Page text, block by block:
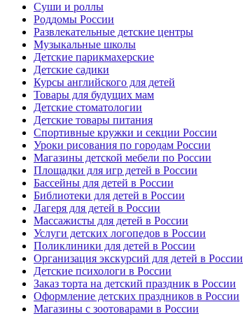
Суши и роллы
Роддомы России
Развлекательные детские центры
Музыкальные школы
Детские парикмахерские
Детские садики
Курсы английского для детей
Товары для будущих мам
Детские стоматологии
Детские товары питания
Спортивные кружки и секции России
Уроки рисования по городам России
Магазины детской мебели по России
Площадки для игр детей в России
Бассейны для детей в России
Библиотеки для детей в России
Лагеря для детей в России
Массажисты для детей в России
Услуги детских логопедов в России
Поликлиники для детей в России
Организация экскурсий для детей в России
Детские психологи в России
Заказ торта на детский праздник в России
Оформление детских праздников в России
Магазины с зоотоварами в России